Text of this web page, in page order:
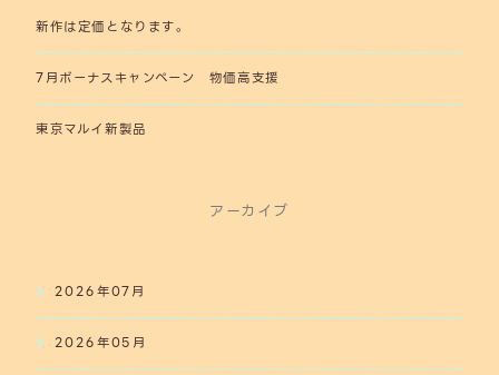
新作は定価となります。
7月ボーナスキャンペーン 物価高支援
東京マルイ新製品
アーカイブ
2026年07月
2026年05月